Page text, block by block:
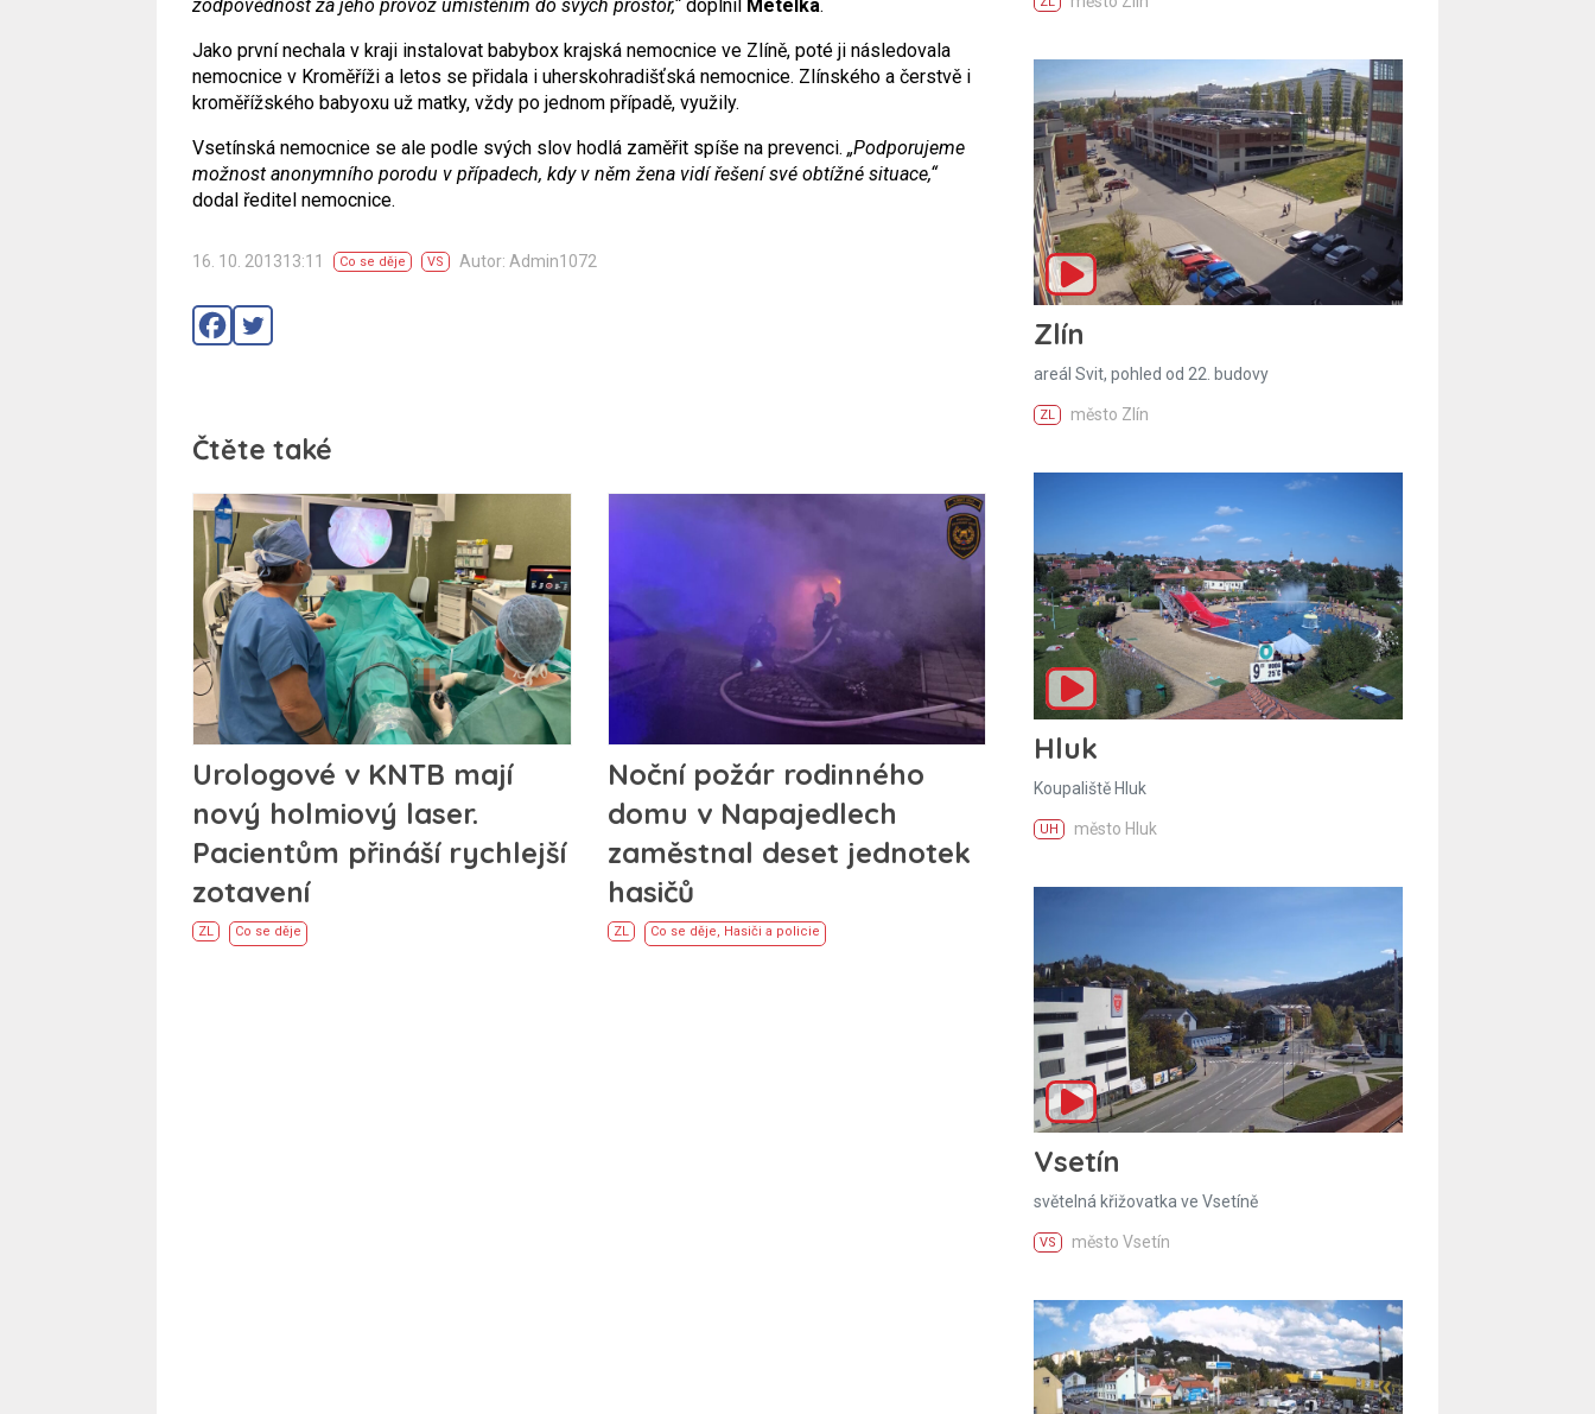
zodpovědnost za jeho provoz umístěním do svých prostor,“doplnil Metelka.
Jako první nechala v kraji instalovat babybox krajská nemocnice ve Zlíně, poté ji následovala
nemocnice v Kroměříži a letos se přidala i uherskohradišťská nemocnice. Zlínského a čerstvě i
kroměřížského babyoxu už matky, vždy po jednom případě, využily.
Vsetínská nemocnice se ale podle svých slov hodlá zaměřit spíše na prevenci. „Podporujeme
možnost anonymního porodu v případech, kdy v něm žena vidí řešení své obtížné situace,“
dodal ředitel nemocnice.
16. 10. 201313:11 Co se děje VS Autor: Admin1072
Čtěte také
Urologové v KNTB mají
nový holmiový laser.
Pacientům přináší rychlejší
zotavení
ZL Co se děje
Noční požár rodinného
domu v Napajedlech
zaměstnal deset jednotek
hasičů
ZL Co se děje, Hasiči a policie
Zlín
areál Svit, pohled od 22. budovy
ZL město Zlín
Hluk
Koupaliště Hluk
UH město Hluk
Vsetín
světelná křižovatka ve Vsetíně
VS město Vsetín